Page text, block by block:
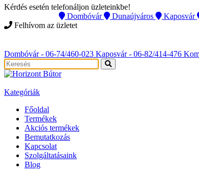
Kérdés esetén telefonáljon üzleteinkbe!
Dombóvár Dunaújváros Kaposvár
Felhívom az üzletet
Dombóvár - 06-74/460-023 Kaposvár - 06-82/414-476
Kategóriák
Főoldal
Termékek
Akciós termékek
Bemutatkozás
Kapcsolat
Szolgáltatásaink
Blog